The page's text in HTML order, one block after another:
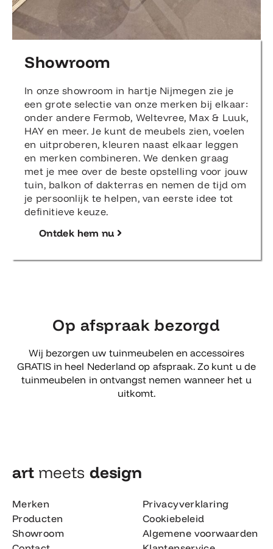
Showroom
In onze showroom in hartje Nijmegen zie je
een grote selectie van onze merken bij elkaar:
onder andere Fermob, Weltevree, Max & Luuk,
HAY en meer. Je kunt de meubels zien, voelen
en uitproberen, kleuren naast elkaar leggen
en merken combineren. We denken graag
met je mee over de beste opstelling voor jouw
tuin, balkon of dakterras en nemen de tijd om
je persoonlijk te helpen, van eerste idee tot
definitieve keuze.
Ontdek hem nu
Op afspraak bezorgd
Wij bezorgen uw tuinmeubelen en accessoires
GRATIS in heel Nederland op afspraak. Zo kunt u de
tuinmeubelen in ontvangst nemen wanneer het u
uitkomt.
art meets design​
Merken
Producten
Showroom
Privacyverklaring
Cookiebeleid
Algemene voorwaarden